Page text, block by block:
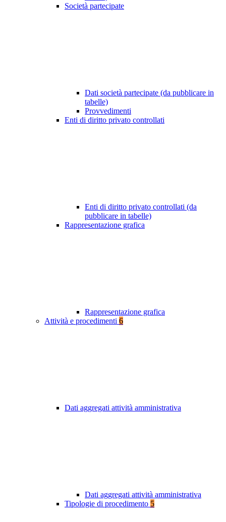
Società partecipate
Dati società partecipate (da pubblicare in
tabelle)
Provvedimenti
Enti di diritto privato controllati
Enti di diritto privato controllati (da
pubblicare in tabelle)
Rappresentazione grafica
Rappresentazione grafica
Attività e procedimenti 6
Dati aggregati attività amministrativa
Dati aggregati attività amministrativa
Tipologie di procedimento 5